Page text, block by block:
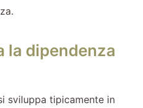
la dipendenza
sviluppa tipicamente in